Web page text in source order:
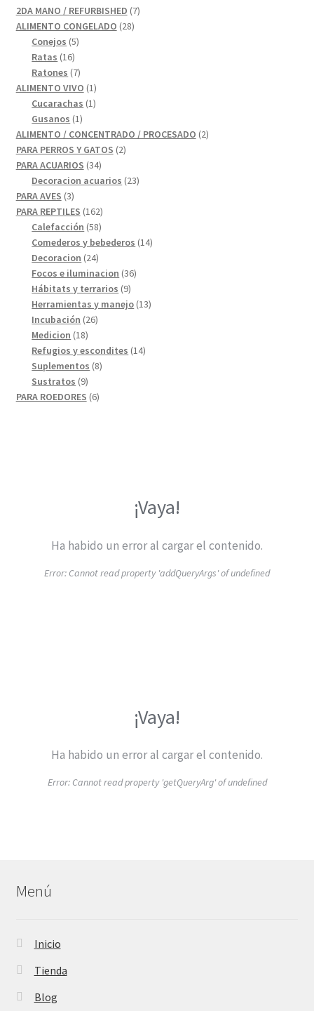
2DA MANO / REFURBISHED 77
ALIMENTO CONGELADO 2828
Conejos 55
Ratas 1616
productos
Ratones 77
productos
ALIMENTO VIVO 11
producto
Cucarachas 11
Gusanos 11
producto
ALIMENTO / CONCENTRADO / PROCESADO 22
PARA PERROS Y GATOS 22
PARA ACUARIOS 3434
productos
Decoracion acuarios 2323
PARA AVES 33
productos
PARA REPTILES 162162
productos
Calefacción 5858
productos
Comederos y bebederos 1414
Decoracion 2424
productos
Focos e iluminacion 3636
Hábitats y terrarios 99
productos
Herramientas y manejo 1313
Incubación 2626
Medicion 1818
productos
Refugios y escondites 1414
Suplementos 88
Sustratos 99
productos
PARA ROEDORES 66
¡Vaya!
Ha habido un error al cargar el contenido.
Error: Cannot read property 'addQueryArgs' of undefined
¡Vaya!
Ha habido un error al cargar el contenido.
Error: Cannot read property 'getQueryArg' of undefined
Menú
Inicio
Tienda
Blog